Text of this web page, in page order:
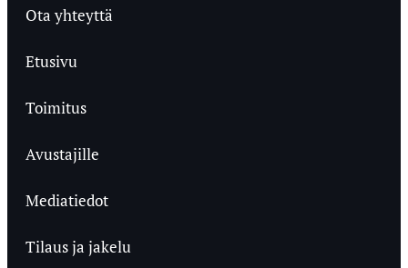
Ota yhteyttä
Etusivu
Toimitus
Avustajille
Mediatiedot
Tilaus ja jakelu